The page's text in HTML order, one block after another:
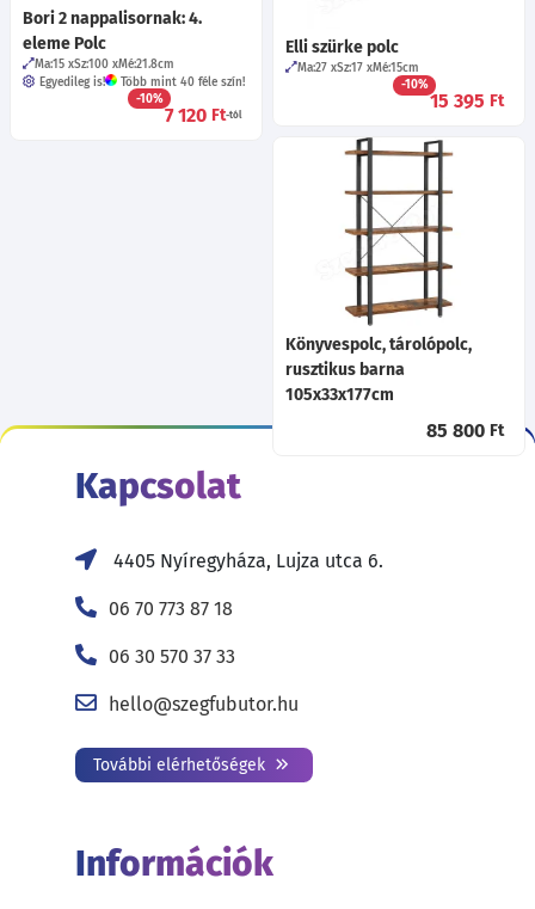
Bori 2 nappalisornak: 4.
eleme Polc
Ma:15 Sz:100 Mé:21.8cm
Egyedileg is!
Több mint 40 féle szín!
-10%
7 120 Ft-tól
Elli szürke polc
Ma:27 Sz:17 Mé:15cm
-10%
15 395 Ft
Könyvespolc, tárolópolc,
rusztikus barna
105x33x177cm
85 800 Ft
Kapcsolat
4405 Nyíregyháza, Lujza utca 6.
06 70 773 87 18
06 30 570 37 33
hello@szegfubutor.hu
További elérhetőségek
Információk